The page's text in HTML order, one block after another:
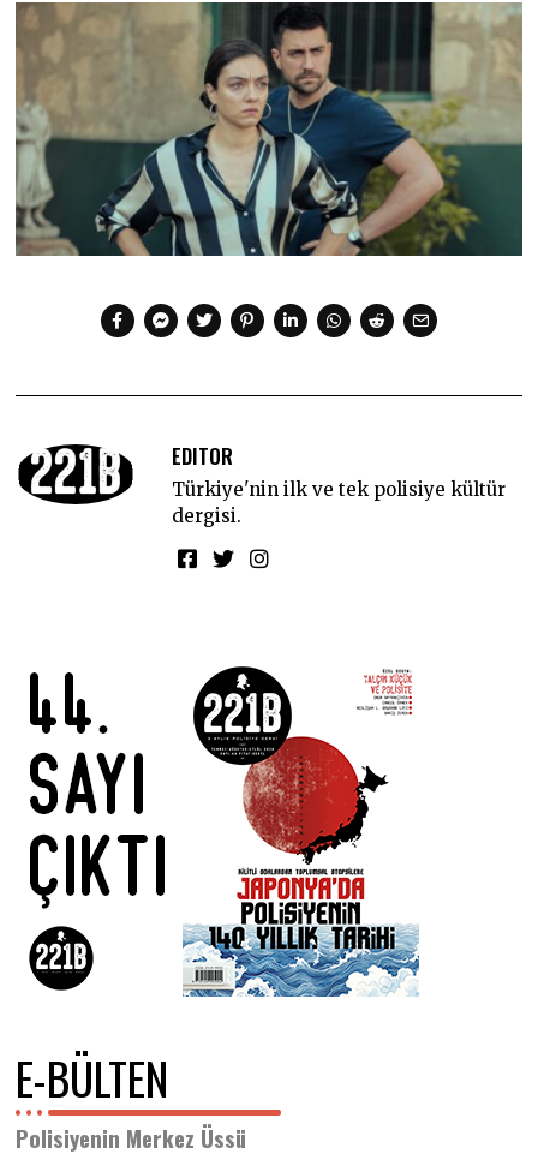
EDITOR
Türkiye'nin ilk ve tek polisiye kültür
dergisi.
E-BÜLTEN
Polisiyenin Merkez Üssü